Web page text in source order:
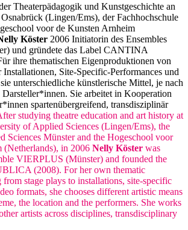
Theaterpädagogik und Kunstgeschichte an
(Lingen/Ems), der Fachhochschule
voor de Kunsten Arnheim
Köster 2006 Initiatorin des Ensembles
und gründete das Label CANTINA
ihre thematischen Eigenproduktionen von
Installationen, Site-Specific-Performances und
unterschiedliche künstlerische Mittel, je nach
Sie arbeitet in Kooperation
spartenübergreifend, transdisziplinär
studying theatre education and art history at
of Applied Sciences (Lingen/Ems), the
Sciences Münster and the Hogeschool voor
(Netherlands), in 2006 Nelly Köster was
VIERPLUS (Münster) and founded the
(2008). For her own thematic
stage plays to installations, site-specific
formats, she chooses different artistic means
the location and the performers. She works
artists across disciplines, transdisciplinary